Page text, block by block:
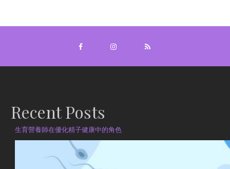
Recent Posts
生育營養師在優化精子健康中的角色